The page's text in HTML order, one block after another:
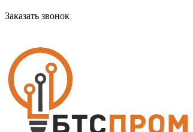
Заказать звонок